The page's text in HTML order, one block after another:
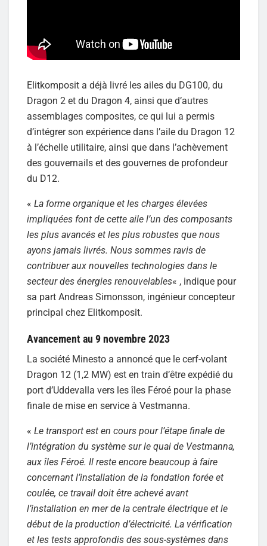
Elitkomposit a déjà livré les ailes du DG100, du
Dragon 2 et du Dragon 4, ainsi que d’autres
assemblages composites, ce qui lui a permis
d’intégrer son expérience dans l’aile du Dragon 12
à l’échelle utilitaire, ainsi que dans l’achèvement
des gouvernails et des gouvernes de profondeur
du D12.
« La forme organique et les charges élevées
impliquées font de cette aile l’un des composants
les plus avancés et les plus robustes que nous
ayons jamais livrés. Nous sommes ravis de
contribuer aux nouvelles technologies dans le
secteur des énergies renouvelables« , indique pour
sa part Andreas Simonsson, ingénieur concepteur
principal chez Elitkomposit.
Avancement au 9 novembre 2023
La société Minesto a annoncé que le cerf-volant
Dragon 12 (1,2 MW) est en train d’être expédié du
port d’Uddevalla vers les îles Féroé pour la phase
finale de mise en service à Vestmanna.
« Le transport est en cours pour l’étape finale de
l’intégration du système sur le quai de Vestmanna,
aux îles Féroé. Il reste encore beaucoup à faire
concernant l’installation de la fondation forée et
coulée, ce travail doit être achevé avant
l’installation en mer de la centrale électrique et le
début de la production d’électricité. La vérification
et les tests approfondis des sous-systèmes dans